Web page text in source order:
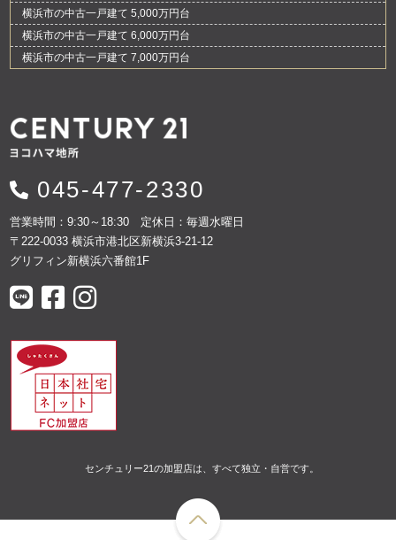
横浜市の中古一戸建て 5,000万円台
横浜市の中古一戸建て 6,000万円台
横浜市の中古一戸建て 7,000万円台
045-477-2330
営業時間：9:30～18:30 定休日：毎週水曜日
〒222-0033 横浜市港北区新横浜3-21-12
グリフィン新横浜六番館1F
センチュリー21の加盟店は、すべて独立・自営です。